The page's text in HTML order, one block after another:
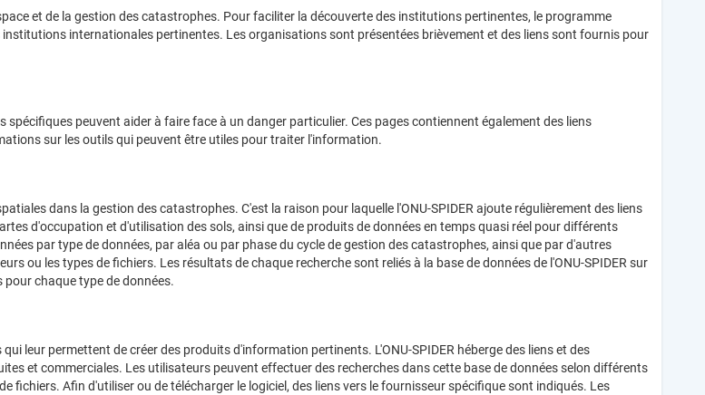
et de la gestion des catastrophes. Pour faciliter la découverte des institutions pertinentes, le programme
internationales pertinentes. Les organisations sont présentées brièvement et des liens sont fournis pour
peuvent aider à faire face à un danger particulier. Ces pages contiennent également des liens
sur les outils qui peuvent être utiles pour traiter l'information.
dans la gestion des catastrophes. C'est la raison pour laquelle l'ONU-SPIDER ajoute régulièrement des liens
d'occupation et d'utilisation des sols, ainsi que de produits de données en temps quasi réel pour différents
par type de données, par aléa ou par phase du cycle de gestion des catastrophes, ainsi que par d'autres
ou les types de fichiers. Les résultats de chaque recherche sont reliés à la base de données de l'ONU-SPIDER sur
pour chaque type de données.
leur permettent de créer des produits d'information pertinents. L'ONU-SPIDER héberge des liens et des
et commerciales. Les utilisateurs peuvent effectuer des recherches dans cette base de données selon différents
fichiers. Afin d'utiliser ou de télécharger le logiciel, des liens vers le fournisseur spécifique sont indiqués. Les